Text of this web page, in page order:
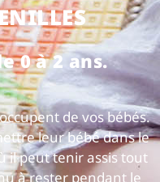
0 à 2 ans.
de vos bébés.
leur bébé dans le
il peut tenir assis tout
à rester pendant le